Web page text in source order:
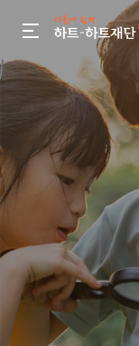
gnb menu open
인기 키워드
#정기후원#하트